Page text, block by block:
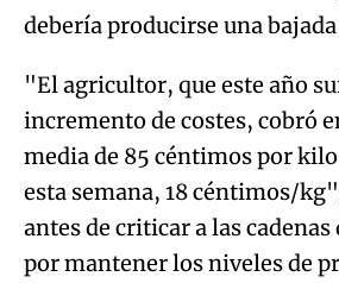
debería producirse una
"El agricultor, que este año
incremento de costes, cobró
media de 85 céntimos por
esta semana, 18 céntimos/
antes de criticar a las
por mantener los niveles de